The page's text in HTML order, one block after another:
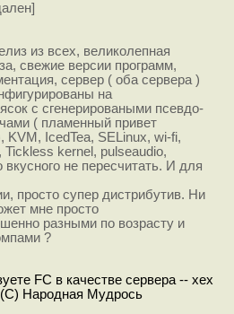
из всех, великолепная
свежие версии программ,
сервер ( оба сервера )
на
с сгенерироваными псевдо-
( пламенный привет
KVM, IcedTea, SELinux, wi-fi,
Tickless kernel, pulseaudio,
вкусного не пересчитать. И для
просто супер дистрибутив. Ни
мне просто
разными по возрасту и
?
FC в качестве сервера -- хех
(С) Народная Мудрось